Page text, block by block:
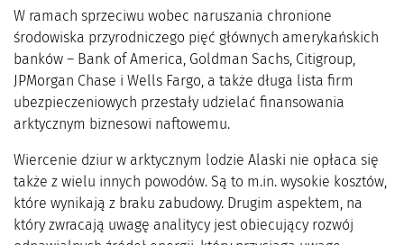
W ramach sprzeciwu wobec naruszania chronione
środowiska przyrodniczego pięć głównych amerykańskich
banków – Bank of America, Goldman Sachs, Citigroup,
JPMorgan Chase i Wells Fargo, a także długa lista firm
ubezpieczeniowych przestały udzielać finansowania
arktycznym biznesowi naftowemu.
Wiercenie dziur w arktycznym lodzie Alaski nie opłaca się
także z wielu innych powodów. Są to m.in. wysokie kosztów,
które wynikają z braku zabudowy. Drugim aspektem, na
który zwracają uwagę analitycy jest obiecujący rozwój